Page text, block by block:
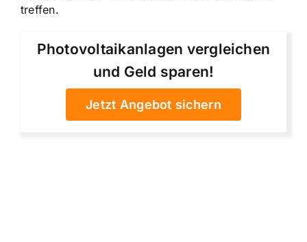
treffen.
Photovoltaikanlagen vergleichen
und Geld sparen!
Jetzt Angebot sichern